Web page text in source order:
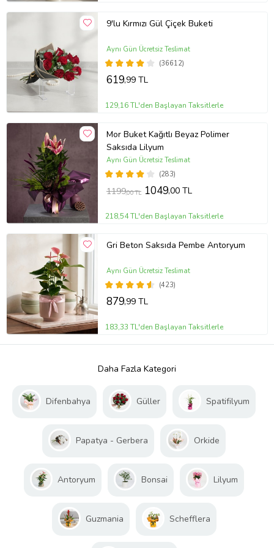
9'lu Kırmızı Gül Çiçek Buketi
(36612)
Aynı Gün Ücretsiz Teslimat
619,99 TL
129,16 TL'den Başlayan Taksitlerle
Mor Buket Kağıtlı Beyaz Polimer
Saksıda Lilyum
(283)
Aynı Gün Ücretsiz Teslimat
1199,00 TL 1049,00 TL
218,54 TL'den Başlayan Taksitlerle
Gri Beton Saksıda Pembe Antoryum
(423)
Aynı Gün Ücretsiz Teslimat
879,99 TL
183,33 TL'den Başlayan Taksitlerle
Daha Fazla Kategori
Difenbahya Güller Spatifilyum
Papatya - Gerbera Orkide
Antoryum Bonsai Lilyum
Guzmania Schefflera